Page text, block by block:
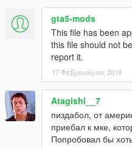
gta5-mods
This file has been
this file should not
report it.
17 Φεβρουάριος 2019
Atagishi__7
пиздабол, от
приебал к мке,
Попробовал бы